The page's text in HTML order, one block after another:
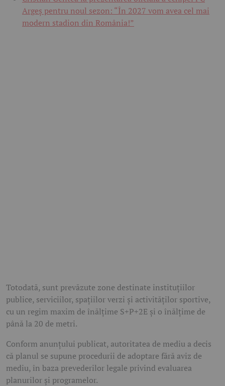
Argeș pentru noul sezon: “În 2027 vom avea cel mai
modern stadion din România!”
Totodată, sunt prevăzute zone destinate instituțiilor
publice, serviciilor, spațiilor verzi și activităților sportive,
cu un regim maxim de înălțime S+P+2E și o înălțime de
până la 20 de metri.
Conform anunțului publicat, autoritatea de mediu a decis
că planul se supune procedurii de adoptare fără aviz de
mediu, în baza prevederilor legale privind evaluarea
planurilor și programelor.